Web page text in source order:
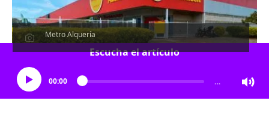
Metro Alquería
Escucha el artículo
00:00 …